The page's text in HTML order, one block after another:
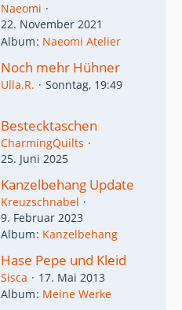
Naeomi
22. November 2021
Album Naeomi Atelier
Noch mehr Hühner
Ulla.R. Sonntag, 19:49
Bestecktaschen
CharmingQuilts
25. Juni 2025
Kanzelbehang Update
Kreuzschnabel
9. Februar 2023
Album Kanzelbehang
Hase Pepe und Kleid
Sisca
17. Mai 2013
Album Meine Werke